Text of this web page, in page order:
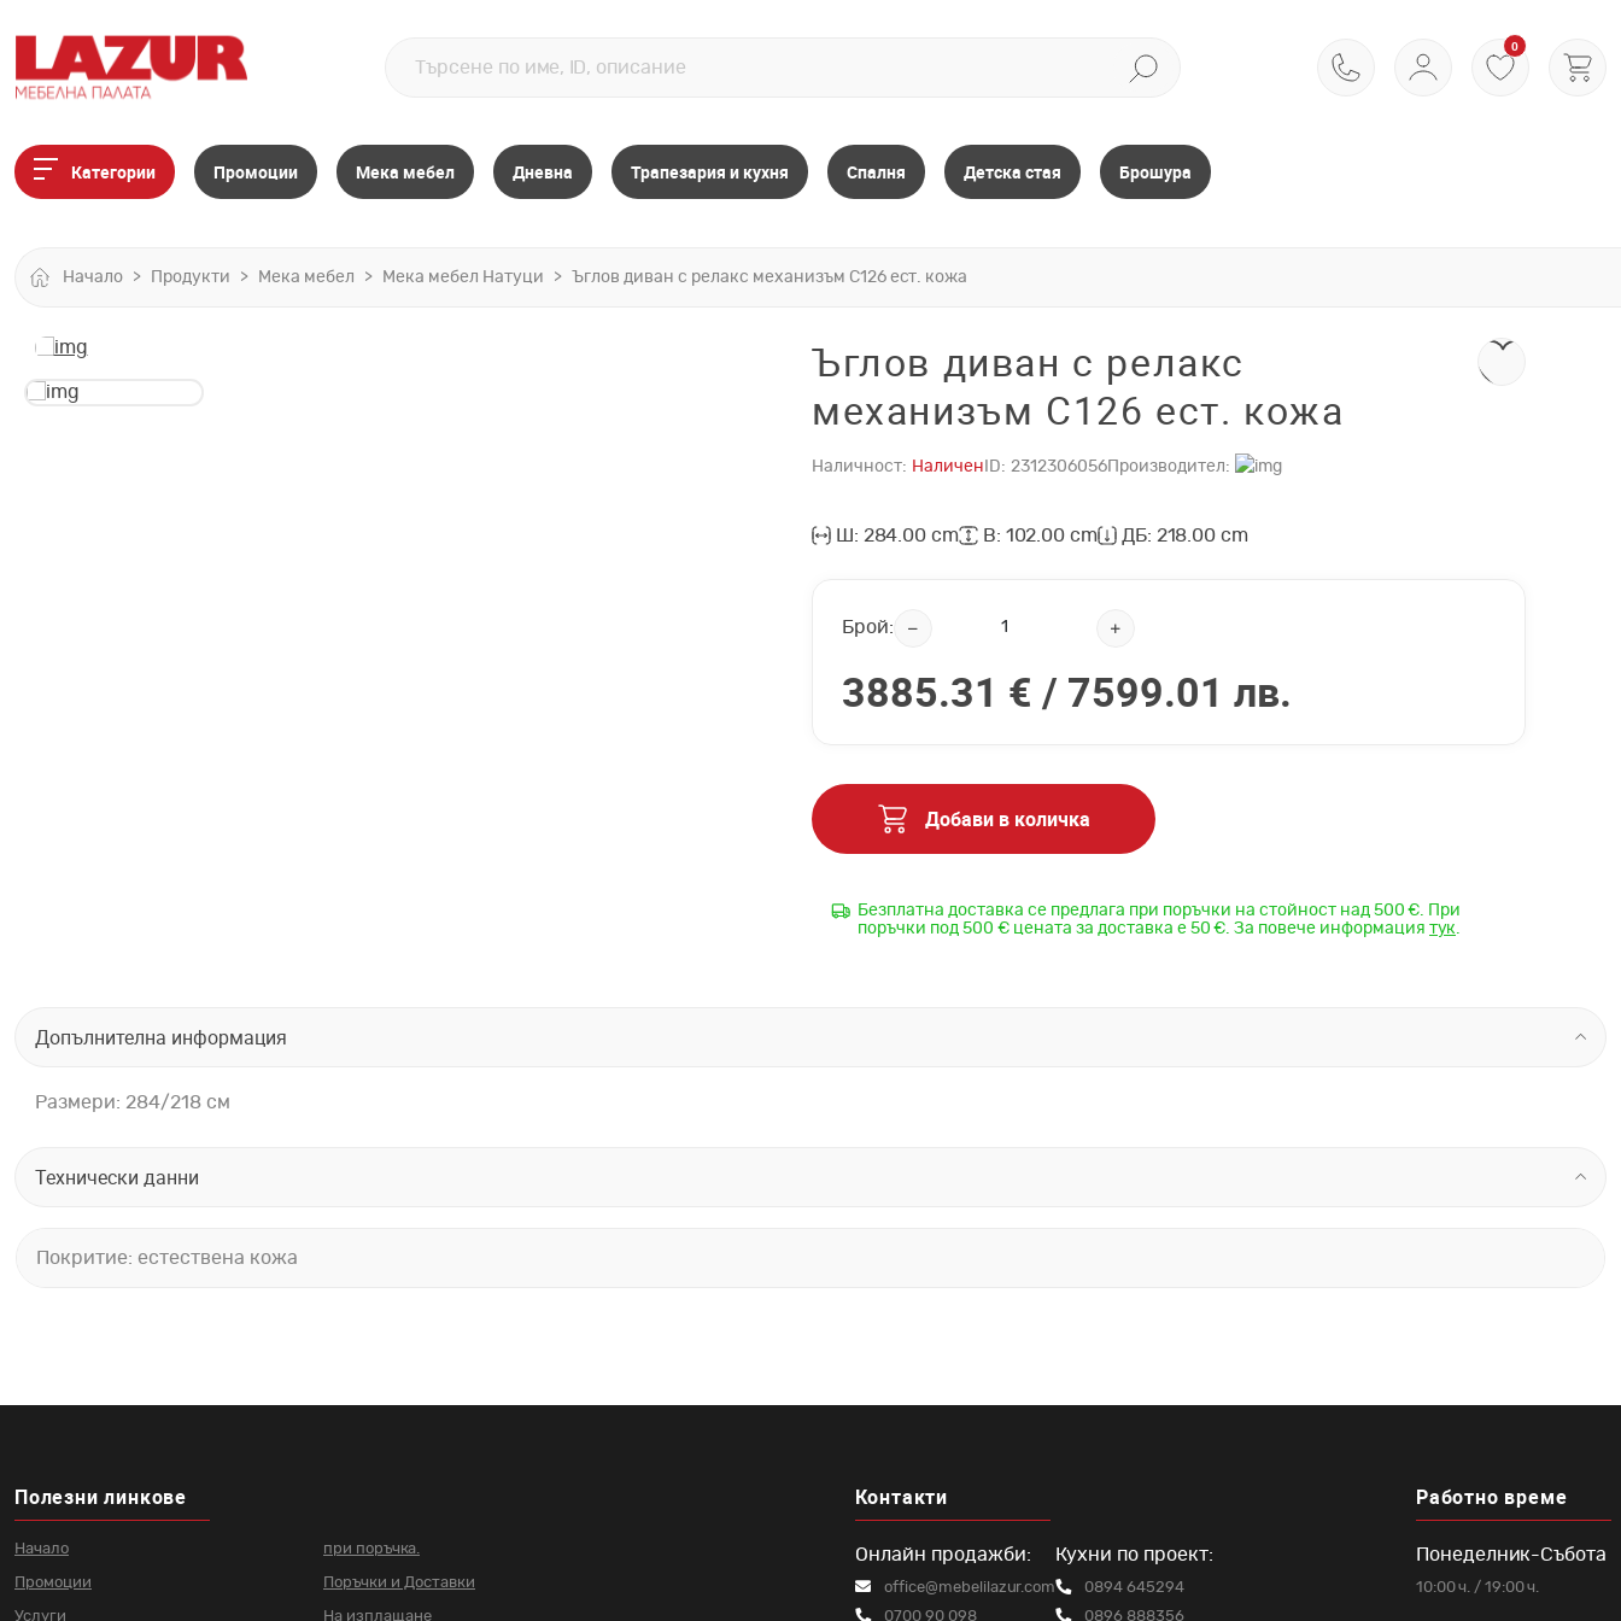
0
Категории Промоции Мека мебел Дневна Трапезария и кухня Спалня Детска стая Брошура
Начало Продукти Мека мебел Мека мебел Натуци Ъглов диван с релакс механизъм C126 ест. кожа
Ъглов диван с релакс
механизъм C126 ест. кожа
Наличност: Наличен ID: 2312306056 Производител:
Ш: 284.00 cm В: 102.00 cm ДБ: 218.00 cm
Брой:
3885.31 € / 7599.01 лв.
Добави в количка
Безплатна доставка се предлага при поръчки на стойност над 500 €. При
поръчки под 500 € цената за доставка е 50 €. За повече информация тук
Допълнителна информация
Размери: 284/218 см
Технически данни
Покритие: естествена кожа
Полезни линкове
Начало
Промоции
Услуги
при поръчка.
Поръчки и Доставки
На изплащане
Контакти
Онлайн продажби:
office@mebelilazur.com
0700 90 098
Кухни по проект:
0894 645294
0896 888356
Работно време
Понеделник-Събота
10:00 ч. / 19:00 ч.